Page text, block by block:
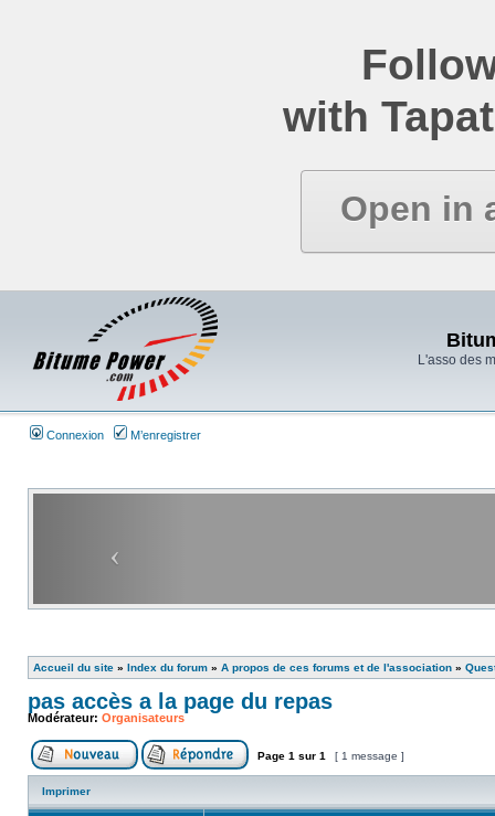
with
Open in
L'asso des
Connexion M’enregistrer
Accueil du site » Index du forum » A propos de ces forums et de l'association »
pas accès a la page du repas
Modérateur: Organisateurs
Page 1 sur 1 [ 1 message ]
Imprimer